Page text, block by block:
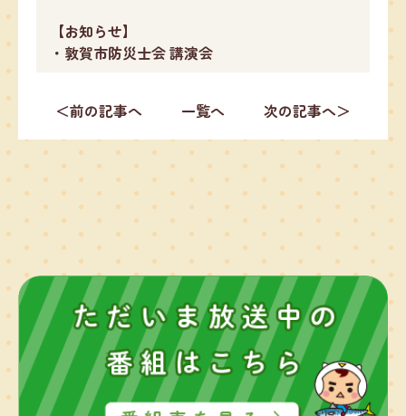
【お知らせ】
・敦賀市防災士会 講演会
＜前の記事へ 一覧へ 次の記事へ＞